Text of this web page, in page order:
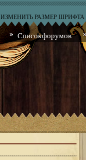
ИЗМЕНИТЬ РАЗМЕР ШРИФТА
Список форумов